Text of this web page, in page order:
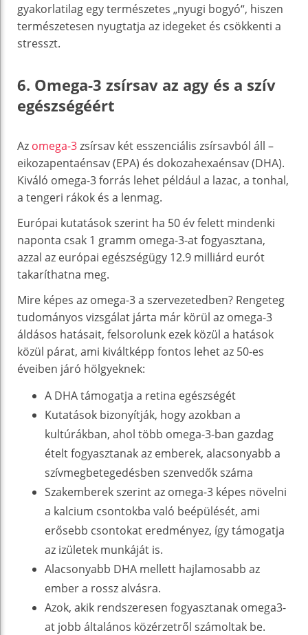
gyakorlatilag egy természetes „nyugi bogyó“, hiszen
természetesen nyugtatja az idegeket és csökkenti a
stresszt.
6. Omega-3 zsírsav az agy és a szív
egészségéért
Az omega-3zsírsav két esszenciális zsírsavból áll –
eikozapentaénsav (EPA) és dokozahexaénsav (DHA).
Kiváló omega-3 forrás lehet például a lazac, a tonhal,
a tengeri rákok és a lenmag.
Európai kutatások szerint ha 50 év felett mindenki
naponta csak 1 gramm omega-3-at fogyasztana,
azzal az európai egészségügy 12.9 milliárd eurót
takaríthatna meg.
Mire képes az omega-3 a szervezetedben? Rengeteg
tudományos vizsgálat járta már körül az omega-3
áldásos hatásait, felsorolunk ezek közül a hatások
közül párat, ami kiváltképp fontos lehet az 50-es
éveiben járó hölgyeknek:
A DHA támogatja a retina egészségét
Kutatások bizonyítják, hogy azokban a
kultúrákban, ahol több omega-3-ban gazdag
ételt fogyasztanak az emberek, alacsonyabb a
szívmegbetegedésben szenvedők száma
Szakemberek szerint az omega-3 képes növelni
a kalcium csontokba való beépülését, ami
erősebb csontokat eredményez, így támogatja
az izületek munkáját is.
Alacsonyabb DHA mellett hajlamosabb az
ember a rossz alvásra.
Azok, akik rendszeresen fogyasztanak omega3-
at jobb általános közérzetről számoltak be.